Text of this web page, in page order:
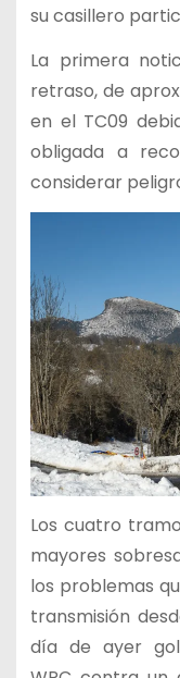
su casillero
La primera
retraso, de
en el TC09
obligada a
considerar
Los cuatro
mayores
los problemas
transmisión
día de ayer